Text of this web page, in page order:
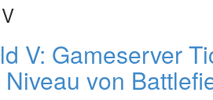
V: Gameserver
von